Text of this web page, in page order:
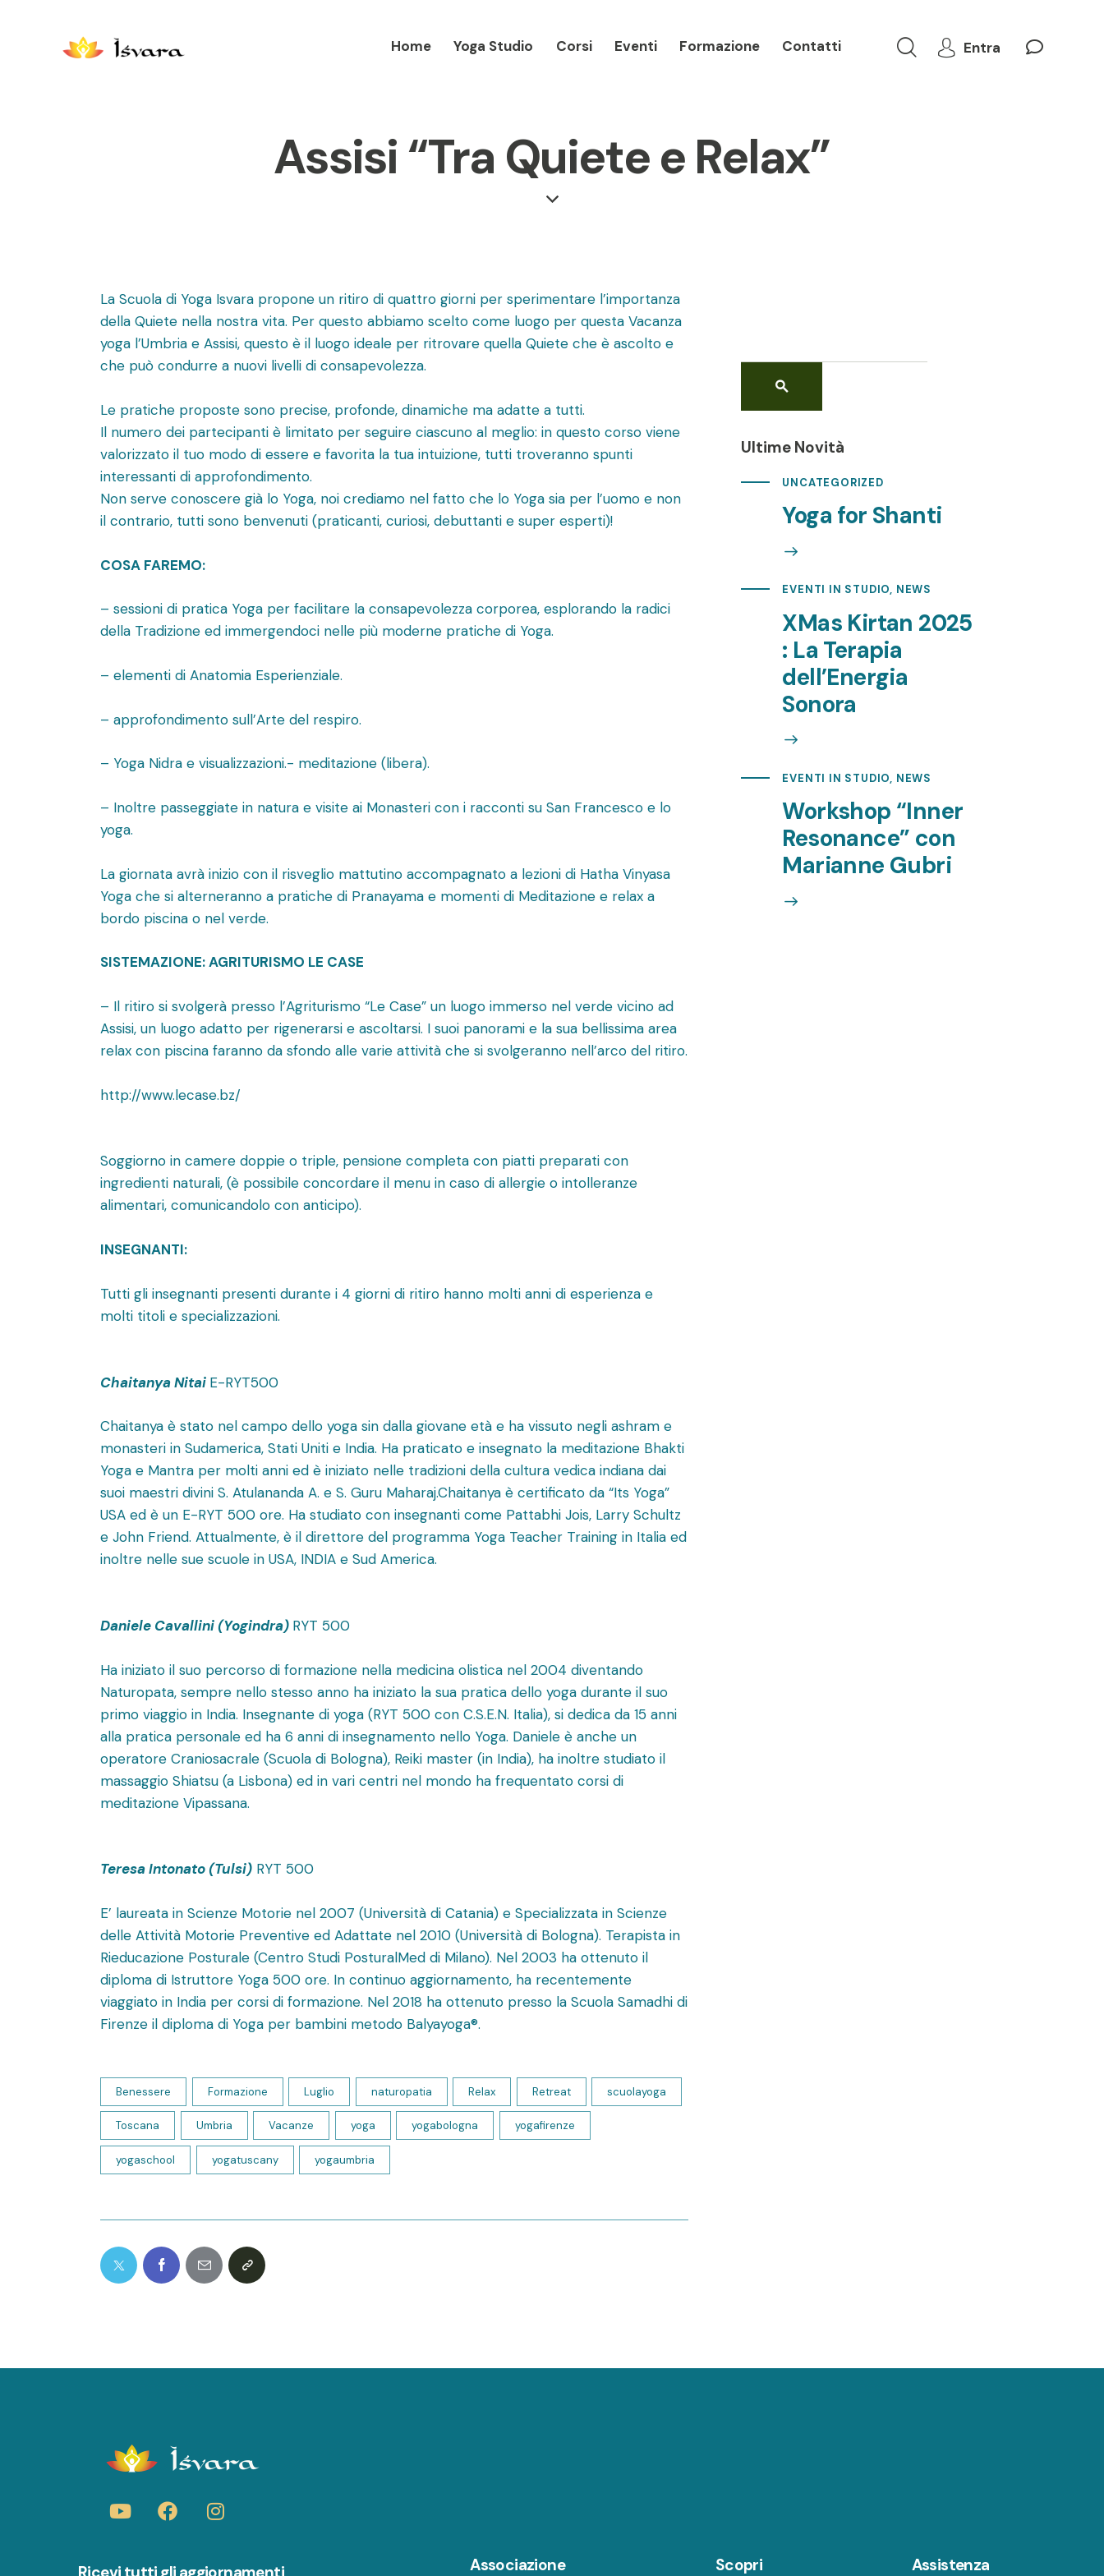
Home Yoga Studio Corsi Eventi Formazione Contatti Entra
Assisi “Tra Quiete e Relax”
La Scuola di Yoga Isvara propone un ritiro di quattro giorni per sperimentare l’importanza
della Quiete nella nostra vita. Per questo abbiamo scelto come luogo per questa Vacanza
yoga l’Umbria e Assisi, questo è il luogo ideale per ritrovare quella Quiete che è ascolto e
che può condurre a nuovi livelli di consapevolezza.
Le pratiche proposte sono precise, profonde, dinamiche ma adatte a tutti.
Il numero dei partecipanti è limitato per seguire ciascuno al meglio: in questo corso viene
valorizzato il tuo modo di essere e favorita la tua intuizione, tutti troveranno spunti
interessanti di approfondimento.
Non serve conoscere già lo Yoga, noi crediamo nel fatto che lo Yoga sia per l’uomo e non
il contrario, tutti sono benvenuti (praticanti, curiosi, debuttanti e super esperti)!
COSA FAREMO:
– sessioni di pratica Yoga per facilitare la consapevolezza corporea, esplorando la radici
della Tradizione ed immergendoci nelle più moderne pratiche di Yoga.
– elementi di Anatomia Esperienziale.
– approfondimento sull’Arte del respiro.
– Yoga Nidra e visualizzazioni.- meditazione (libera).
– Inoltre passeggiate in natura e visite ai Monasteri con i racconti su San Francesco e lo
yoga.
La giornata avrà inizio con il risveglio mattutino accompagnato a lezioni di Hatha Vinyasa
Yoga che si alterneranno a pratiche di Pranayama e momenti di Meditazione e relax a
bordo piscina o nel verde.
SISTEMAZIONE: AGRITURISMO LE CASE
– Il ritiro si svolgerà presso l’Agriturismo “Le Case” un luogo immerso nel verde vicino ad
Assisi, un luogo adatto per rigenerarsi e ascoltarsi. I suoi panorami e la sua bellissima area
relax con piscina faranno da sfondo alle varie attività che si svolgeranno nell’arco del ritiro.
http://www.lecase.bz/
Soggiorno in camere doppie o triple, pensione completa con piatti preparati con
ingredienti naturali, (è possibile concordare il menu in caso di allergie o intolleranze
alimentari, comunicandolo con anticipo).
INSEGNANTI:
Tutti gli insegnanti presenti durante i 4 giorni di ritiro hanno molti anni di esperienza e
molti titoli e specializzazioni.
Chaitanya Nitai E-RYT500
Chaitanya è stato nel campo dello yoga sin dalla giovane età e ha vissuto negli ashram e
monasteri in Sudamerica, Stati Uniti e India. Ha praticato e insegnato la meditazione Bhakti
Yoga e Mantra per molti anni ed è iniziato nelle tradizioni della cultura vedica indiana dai
suoi maestri divini S. Atulananda A. e S. Guru Maharaj.Chaitanya è certificato da “Its Yoga”
USA ed è un E-RYT 500 ore. Ha studiato con insegnanti come Pattabhi Jois, Larry Schultz
e John Friend. Attualmente, è il direttore del programma Yoga Teacher Training in Italia ed
inoltre nelle sue scuole in USA, INDIA e Sud America.
Daniele Cavallini (Yogindra) RYT 500
Ha iniziato il suo percorso di formazione nella medicina olistica nel 2004 diventando
Naturopata, sempre nello stesso anno ha iniziato la sua pratica dello yoga durante il suo
primo viaggio in India. Insegnante di yoga (RYT 500 con C.S.E.N. Italia), si dedica da 15 anni
alla pratica personale ed ha 6 anni di insegnamento nello Yoga. Daniele è anche un
operatore Craniosacrale (Scuola di Bologna), Reiki master (in India), ha inoltre studiato il
massaggio Shiatsu (a Lisbona) ed in vari centri nel mondo ha frequentato corsi di
meditazione Vipassana.
Teresa Intonato (Tulsi) RYT 500
E’ laureata in Scienze Motorie nel 2007 (Università di Catania) e Specializzata in Scienze
delle Attività Motorie Preventive ed Adattate nel 2010 (Università di Bologna). Terapista in
Rieducazione Posturale (Centro Studi PosturalMed di Milano). Nel 2003 ha ottenuto il
diploma di Istruttore Yoga 500 ore. In continuo aggiornamento, ha recentemente
viaggiato in India per corsi di formazione. Nel 2018 ha ottenuto presso la Scuola Samadhi di
Firenze il diploma di Yoga per bambini metodo Balyayoga®.
Benessere Formazione Luglio naturopatia Relax Retreat scuolayoga
Toscana Umbria Vacanze yoga yogabologna yogafirenze
yogaschool yogatuscany yogaumbria
Ultime Novità
UNCATEGORIZED
Yoga for Shanti
EVENTI IN STUDIO, NEWS
XMas Kirtan 2025
: La Terapia
dell’Energia
Sonora
EVENTI IN STUDIO, NEWS
Workshop “Inner
Resonance” con
Marianne Gubri
Associazione Scopri Assistenza